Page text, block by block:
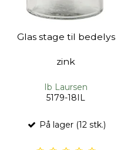
Glas stage til bedelys
zink
Ib Laursen
5179-18IL
På lager (12 stk.)